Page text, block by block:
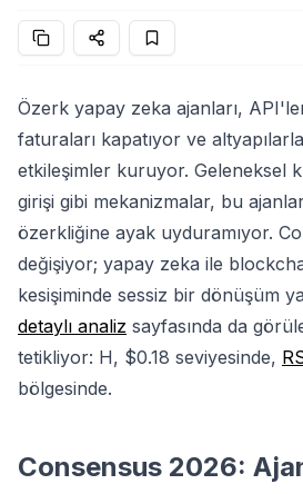
Özerk yapay zeka ajanları,
faturaları kapatıyor ve altyapılarla
etkileşimler kuruyor. Geleneksel
girişi gibi mekanizmalar, bu
özerkliğine ayak uyduramıyor.
değişiyor; yapay zeka ile
kesişiminde sessiz bir dönüşüm
detaylı analiz sayfasında da
tetikliyor: H, $0.18 seviyesinde,
bölgesinde.
Consensus 2026: